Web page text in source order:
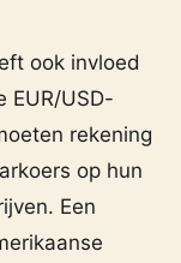
ook invloed
EUR/USD-
rekening
op hun
Een